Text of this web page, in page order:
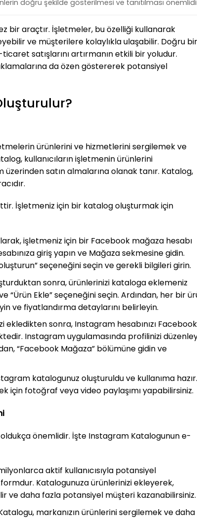
doğru şekilde gösterilmesi ve tanıtılması
bir araçtır. İşletmeler, bu özelliği kullanarak
ve müşterilere kolaylıkla ulaşabilir. Doğru bir
satışlarını artırmanın etkili bir yoludur.
da özen göstererek potansiyel
ürünlerini ve hizmetlerini sergilemek ve
kullanıcıların işletmenin ürünlerini
satın almalarına olanak tanır. Katalog,
İşletmeniz için bir katalog oluşturmak için
işletmeniz için bir Facebook mağaza hesabı
giriş yapın ve Mağaza sekmesine gidin.
seçeneğini seçin ve gerekli bilgileri girin.
sonra, ürünlerinizi kataloga eklemeniz
“Ürün Ekle” seçeneğini seçin. Ardından, her bir
ve fiyatlandırma detaylarını belirleyin.
ekledikten sonra, Instagram hesabınızı Facebook
Instagram uygulamasında profilinizi
“Facebook Mağaza” bölümüne gidin ve
katalogunuz oluşturuldu ve kullanıma hazır.
için fotoğraf veya video paylaşımı yapabilirsiniz.
önemlidir. İşte Instagram Katalogunun e-
aktif kullanıcısıyla potansiyel
Katalogunuza ürünlerinizi ekleyerek,
ve daha fazla potansiyel müşteri kazanabilirsiniz.
markanızın ürünlerini sergilemek ve daha